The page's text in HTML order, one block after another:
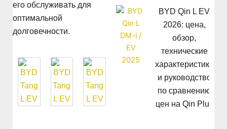
его обслуживать для
оптимальной
долговечности.
BYD Qin L EV
2026: цена,
обзор,
технические
характеристики
и руководство
по сравнению
цен на Qin Plus